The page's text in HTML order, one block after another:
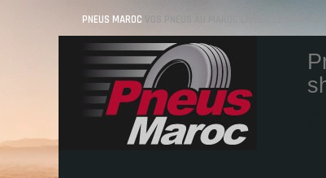
PNEUS MAROC VOS PNEUS AU MAROC LIVRÉS ET MONTÉS